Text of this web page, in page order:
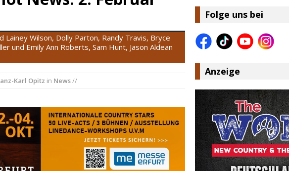
Johnson & The Hollywood Hillbillies kündigen neues Album mit „Better Days Ahead“ an
für Euer Vertrauen: Country.de erreicht täglich rund 10.000 Leser
Lainey Wilson, Dolly Parton, Randy Travis, Bryce
und Emily Ann Roberts, Sam Hunt, Jason Aldean
Karl Opitz in News//
Folge uns bei
Anzeige